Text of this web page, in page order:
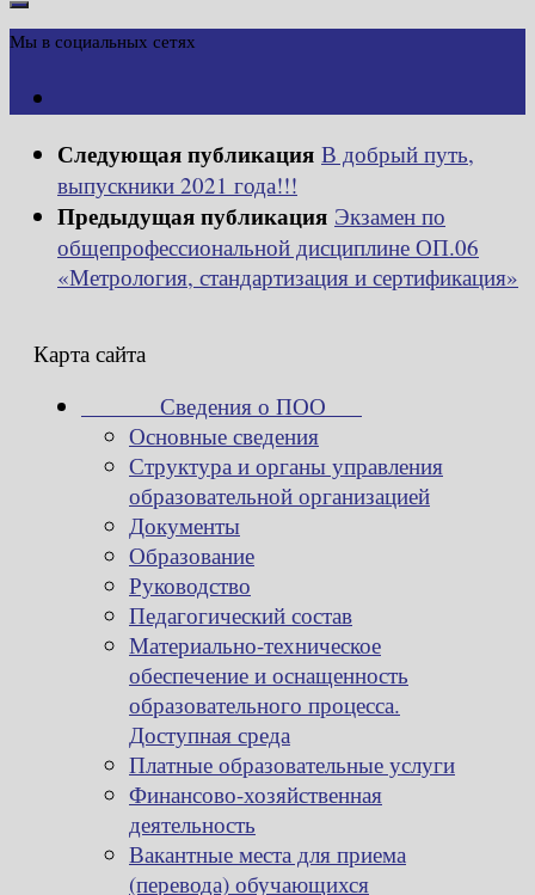
Мы в социальных сетях
Следующая публикация В добрый путь,
выпускники 2021 года!!!
Предыдущая публикация Экзамен по
общепрофессиональной дисциплине ОП.06
«Метрология, стандартизация и сертификация»
Карта сайта
Сведения о ПОО
Основные сведения
Структура и органы управления
образовательной организацией
Документы
Образование
Руководство
Педагогический состав
Материально-техническое
обеспечение и оснащенность
образовательного процесса.
Доступная среда
Платные образовательные услуги
Финансово-хозяйственная
деятельность
Вакантные места для приема
(перевода) обучающихся